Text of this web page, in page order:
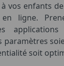
vos enfants
ligne.
paramètres
soit